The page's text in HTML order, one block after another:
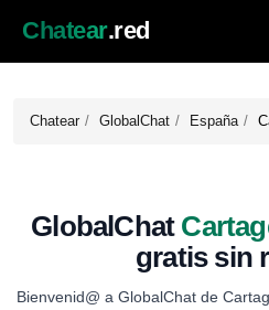
Chatear.red
Chatear GlobalChat España
GlobalChat
gratis sin
Bienvenid@ a GlobalChat de